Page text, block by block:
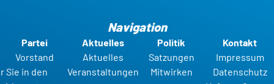
Navigation
Partei
Vorstand
Sie in den
Aktuelles
Aktuelles
Veranstaltungen
Politik
Satzungen
Mitwirken
Kontakt
Impressum
Datenschutz